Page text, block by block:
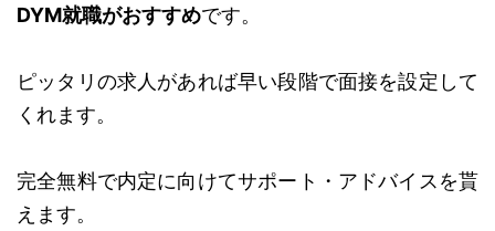
DYM就職がおすすめです。
ピッタリの求人があれば早い段階で面接を設定して
くれます。
完全無料で内定に向けてサポート・アドバイスを貰
えます。